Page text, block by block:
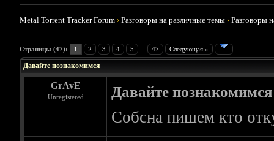
Metal Torrent Tracker Forum ›Разговоры на различные темы ›Разговоры
Страницы (47): 1 2 3 4 5 47 Следующая »
Давайте познакомимся
GrAvE
Unregistered Давайте познакомимся
Собсна пишем кто